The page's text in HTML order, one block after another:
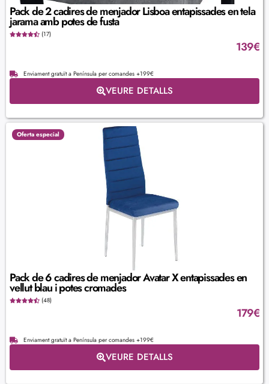
Pack de 2 cadires de menjador Lisboa entapissades en tela
jarama amb potes de fusta
(17)
139€
Enviament gratuït a Península per comandes +199€
VEURE DETALLS
Oferta especial
Pack de 6 cadires de menjador Avatar X entapissades en
vellut blau i potes cromades
(48)
179€
Enviament gratuït a Península per comandes +199€
VEURE DETALLS